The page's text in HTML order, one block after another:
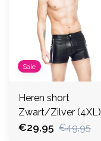
Sale
Heren short
Zwart/Zilver (4XL)
€29,95 €49,95